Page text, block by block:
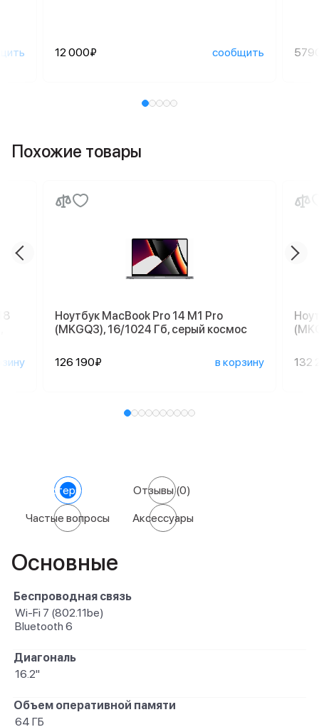
12 000₽ сообщить
Похожие товары
Ноутбук MacBook Pro 14 M1 Pro
(MKGQ3), 16/1024 Гб, серый космос
126 190₽ в корзину 132
Характеристики Отзывы(0)
Частые вопросы Аксессуары
Основные
Беспроводная связь
Wi-Fi 7 (802.11be)
Bluetooth 6
Диагональ
16.2"
Объем оперативной памяти
64 ГБ